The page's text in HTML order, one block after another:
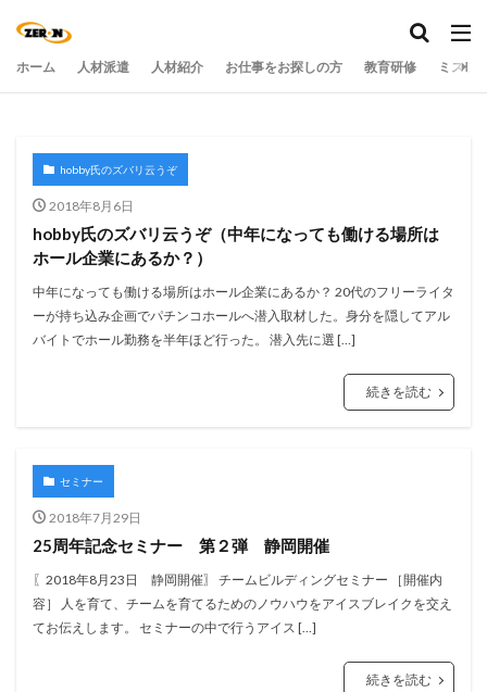
ホーム 人材派遣 人材紹介 お仕事をお探しの方 教育研修 ミステ
hobby氏のズバリ云うぞ
2018年8月6日
hobby氏のズバリ云うぞ（中年になっても働ける場所は
ホール企業にあるか？）
中年になっても働ける場所はホール企業にあるか？ 20代のフリーライタ
ーが持ち込み企画でパチンコホールへ潜入取材した。身分を隠してアル
バイトでホール勤務を半年ほど行った。 潜入先に選 […]
続きを読む
セミナー
2018年7月29日
25周年記念セミナー 第２弾 静岡開催
〖2018年8月23日 静岡開催〗 チームビルディングセミナー ［開催内
容］ 人を育て、チームを育てるためのノウハウをアイスブレイクを交え
てお伝えします。 セミナーの中で行うアイス […]
続きを読む